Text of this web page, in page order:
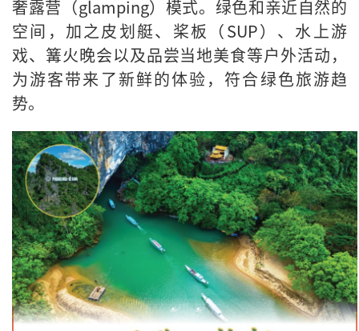
奢露营（glamping）模式。绿色和亲近自然的
空间，加之皮划艇、桨板（SUP）、水上游
戏、篝火晚会以及品尝当地美食等户外活动，
为游客带来了新鲜的体验，符合绿色旅游趋
势。